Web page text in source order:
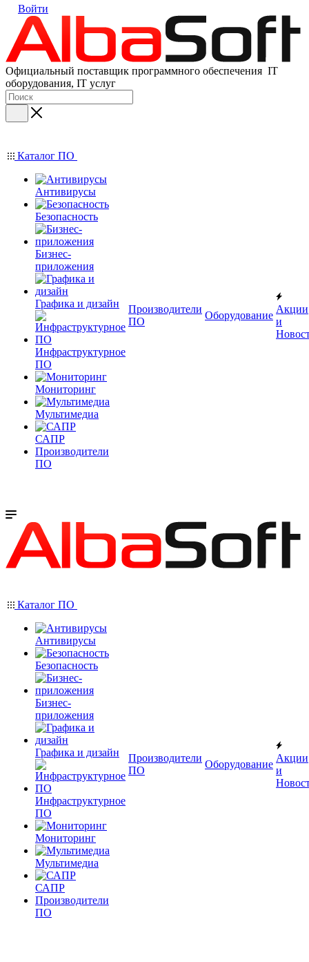
Войти
Официальный поставщик программного обеспечения IT
оборудования, IT услуг
Каталог ПО
Антивирусы
Безопасность
Бизнес-
приложения
Графика и дизайн
Инфраструктурное
ПО
Мониторинг
Мультимедиа
САПР
Производители
ПО
Производители
ПО
Оборудование
Акции
и
Каталог ПО
Антивирусы
Безопасность
Бизнес-
приложения
Графика и дизайн
Инфраструктурное
ПО
Мониторинг
Мультимедиа
САПР
Производители
ПО
Производители
ПО
Оборудование
Акции
и